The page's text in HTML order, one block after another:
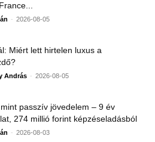
- 2026-08-05
Miért lett hirtelen luxus a
András - 2026-08-05
passzív jövedelem – 9 év
274 millió forint képzéseladásból
- 2026-08-03